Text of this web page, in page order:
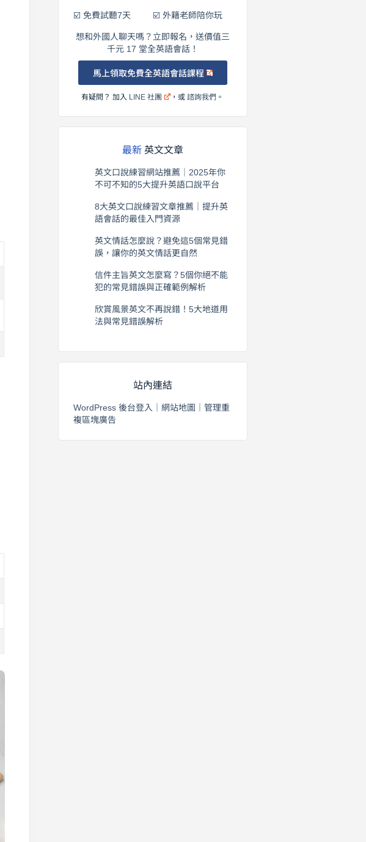
☑️ 免費試聽7天 ☑️ 外籍老師陪你玩
想和外國人聊天嗎？立即報名，送價值三
千元 17 堂全英語會話！
馬上領取免費全英語會話課程
有疑問？ 加入 LINE 社團 ，或諮詢我們 。
最新英文文章
英文口說練習網站推薦｜2025年你
不可不知的5大提升英語口說平台
8大英文口說練習文章推薦｜提升英
語會話的最佳入門資源
英文情話怎麼說？避免這5個常見錯
誤，讓你的英文情話更自然
信件主旨英文怎麼寫？5個你絕不能
犯的常見錯誤與正確範例解析
欣賞風景英文不再說錯！5大地道用
法與常見錯誤解析
站內連結
WordPress 後台登入 網站地圖
管理重
複區塊廣告